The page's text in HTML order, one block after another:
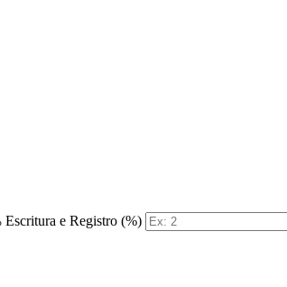
Escritura e Registro (%)